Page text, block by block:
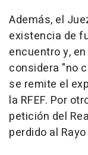
Además, el
existencia de
encuentro y,
considera "no
se remite el
la RFEF. Por
petición del
perdido al